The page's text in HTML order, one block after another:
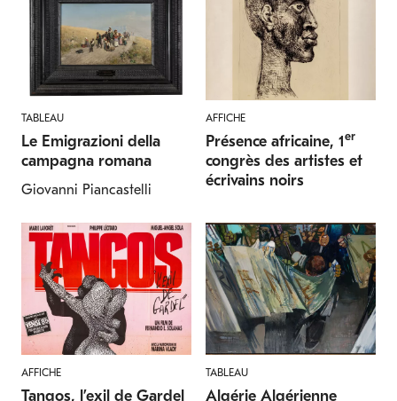
TABLEAU
Le Emigrazioni della
campagna romana
Giovanni Piancastelli
AFFICHE
Présence africaine, 1er
congrès des artistes et
écrivains noirs
AFFICHE
Tangos, l’exil de Gardel
TABLEAU
Algérie Algérienne